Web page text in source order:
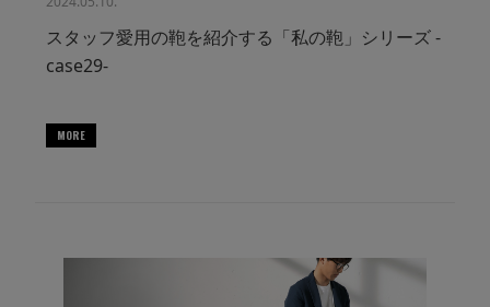
スタッフ愛用の鞄を紹介する「私の鞄」シリーズ -
case29-
MORE